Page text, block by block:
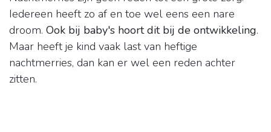
Iedereen heeft zo af en toe wel eens een nare
droom. Ook bij baby's hoort dit bij de ontwikkeling.
Maar heeft je kind vaak last van heftige
nachtmerries, dan kan er wel een reden achter
zitten.